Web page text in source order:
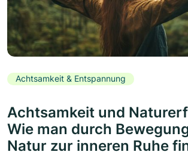
Achtsamkeit & Entspannung
Achtsamkeit und
Wie man durch
Natur zur inneren Ruhe